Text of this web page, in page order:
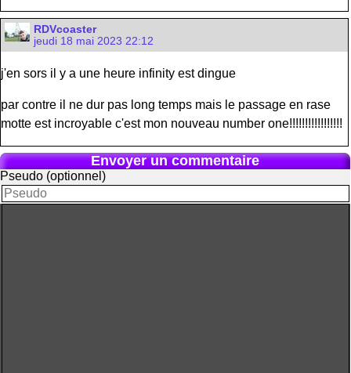
RDVcoaster
jeudi 18 mai 2023 22:12
j'en sors il y a une heure infinity est dingue
par contre il ne dur pas long temps mais le passage en rase
motte est incroyable c'est mon nouveau number one!!!!!!!!!!!!!!!!!
Envoyer un commentaire
Pseudo (optionnel)